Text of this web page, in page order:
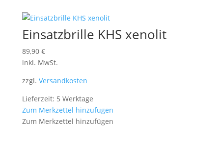
Einsatzbrille KHS xenolit
89,90 €
inkl. MwSt.
zzgl. Versandkosten
Lieferzeit: 5 Werktage
Zum Merkzettel hinzufügen
Zum Merkzettel hinzufügen